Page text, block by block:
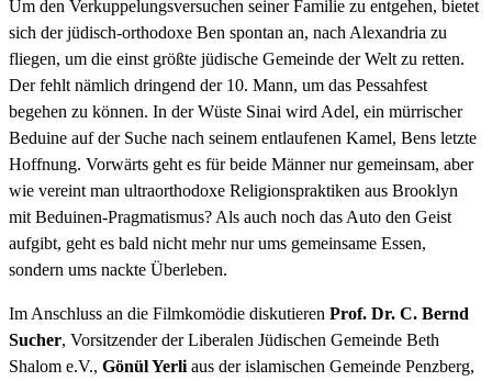
Um den Verkuppelungsversuchen seiner Familie zu entgehen, bietet
sich der jüdisch-orthodoxe Ben spontan an, nach Alexandria zu
fliegen, um die einst größte jüdische Gemeinde der Welt zu retten.
Der fehlt nämlich dringend der 10. Mann, um das Pessahfest
begehen zu können. In der Wüste Sinai wird Adel, ein mürrischer
Beduine auf der Suche nach seinem entlaufenen Kamel, Bens letzte
Hoffnung. Vorwärts geht es für beide Männer nur gemeinsam, aber
wie vereint man ultraorthodoxe Religionspraktiken aus Brooklyn
mit Beduinen-Pragmatismus? Als auch noch das Auto den Geist
aufgibt, geht es bald nicht mehr nur ums gemeinsame Essen,
sondern ums nackte Überleben.
Im Anschluss an die Filmkomödie diskutieren Prof. Dr. C. Bernd
Sucher, Vorsitzender der Liberalen Jüdischen Gemeinde Beth
Shalom e.V., Gönül Yerli aus der islamischen Gemeinde Penzberg,